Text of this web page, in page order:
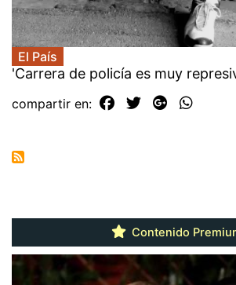
El País
'Carrera de policía es muy
compartir en:
Contenido